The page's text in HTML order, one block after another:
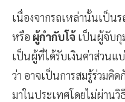
เนื่องจากรถเหล่านั้นเป็น
หรือ ผู้กำกับโจ้ เป็นผู้จับกุ
เป็นผู้ที่ได้รับเงินค่าส่วนแ
ว่า อาจเป็นการสมรู้ร่วมคิ
มาในประเทศโดยไม่ผ่านวิ